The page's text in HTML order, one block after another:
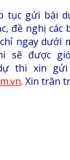
tục gửi bài
đề nghị
ngay dưới
sẽ được
thi xin
. Xin trân